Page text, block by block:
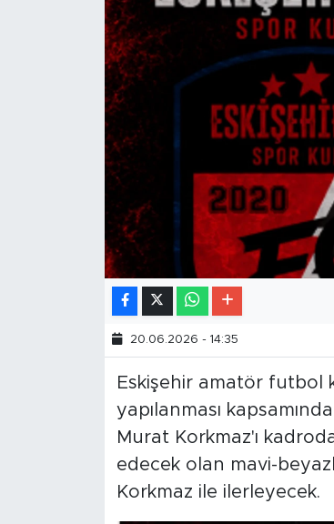
20.06.2026 - 14:35
Eskişehir amatör futbol
yapılanması
Murat Korkmaz'ı
edecek olan mavi-
Korkmaz ile ilerleyecek.